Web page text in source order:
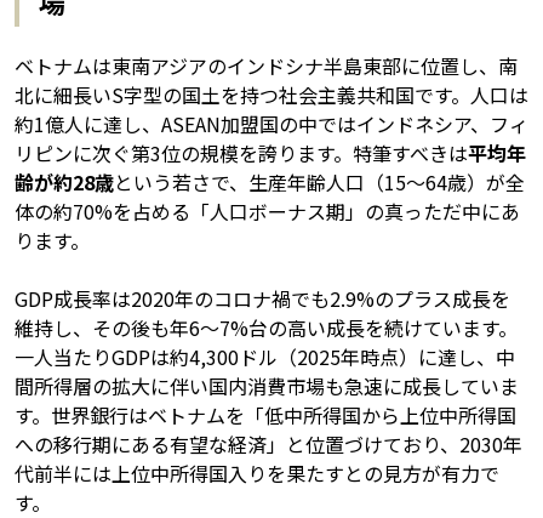
ベトナムは東南アジアのインドシナ半島東部に位置し、南
北に細長いS字型の国土を持つ社会主義共和国です。人口は
約1億人に達し、ASEAN加盟国の中ではインドネシア、フィ
リピンに次ぐ第3位の規模を誇ります。特筆すべきは平均年
齢が約28歳という若さで、生産年齢人口（15〜64歳）が全
体の約70%を占める「人口ボーナス期」の真っただ中にあ
ります。
GDP成長率は2020年のコロナ禍でも2.9%のプラス成長を
維持し、その後も年6〜7%台の高い成長を続けています。
一人当たりGDPは約4,300ドル（2025年時点）に達し、中
間所得層の拡大に伴い国内消費市場も急速に成長していま
す。世界銀行はベトナムを「低中所得国から上位中所得国
への移行期にある有望な経済」と位置づけており、2030年
代前半には上位中所得国入りを果たすとの見方が有力で
す。